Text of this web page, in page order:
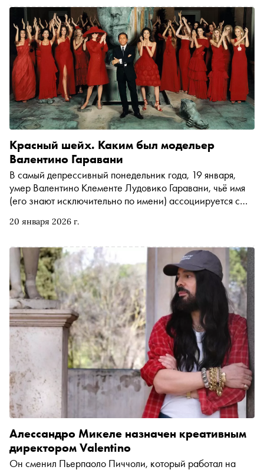
мирового модного марафона
20 января 2026 г.
Красный шейх. Каким был модельер
Валентино Гаравани
В самый депрессивный понедельник года, 19 января,
умер Валентино Клементе Лудовико Гаравани, чьё имя
(его знают исключительно по имени) ассоциируется с
прошлого и начала нашего веков. Всегда ли всё шло так
творческая, рассказывает модный эксперт «Сноба» Катя
Штерн
Алесcандро Микеле назначен креативным
директором Valentino
Он сменил Пьерпаоло Пиччоли, который работал на